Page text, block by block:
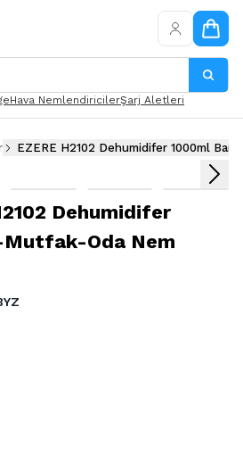
Hava NemlendiricilerŞarj Aletleri
EZERE H2102 Dehumidifer 1000ml
Dehumidifer
Oda Nem